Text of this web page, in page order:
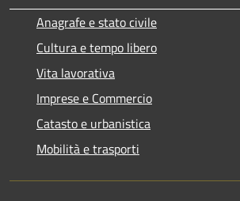
Anagrafe e stato civile
Cultura e tempo libero
Vita lavorativa
Imprese e Commercio
Catasto e urbanistica
Mobilità e trasporti